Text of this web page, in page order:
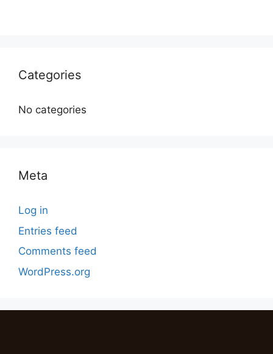
Categories
No categories
Meta
Log in
Entries feed
Comments feed
WordPress.org